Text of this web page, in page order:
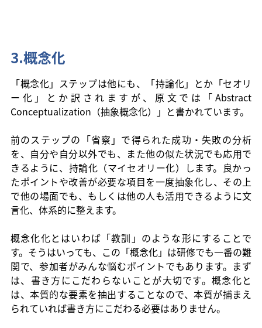
3.概念化
「概念化」ステップは他にも、「持論化」とか「セオリ
ー化」とか訳されますが、原文では「Abstract
Conceptualization（抽象概念化）」と書かれています。
前のステップの「省察」で得られた成功・失敗の分析
を、自分や自分以外でも、また他の似た状況でも応用で
きるように、持論化（マイセオリー化）します。良かっ
たポイントや改善が必要な項目を一度抽象化し、その上
で他の場面でも、もしくは他の人も活用できるように文
言化、体系的に整えます。
概念化化とはいわば「教訓」のような形にすることで
す。そうはいっても、この「概念化」は研修でも一番の難
関で、参加者がみんな悩むポイントでもあります。まず
は、書き方にこだわらないことが大切です。概念化と
は、本質的な要素を抽出することなので、本質が捕まえ
られていれば書き方にこだわる必要はありません。